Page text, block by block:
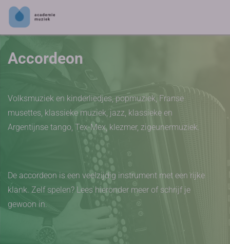
Accordeon
Volksmuziek en kinderliedjes, popmuziek, Franse
musettes, klassieke muziek, jazz, klassieke en
Argentijnse tango, Tex-Mex, klezmer, zigeunermuziek.
De accordeon is een veelzijdig instrument met een rijke
klank. Zelf spelen? Lees hieronder meer of schrijf je
gewoon in.